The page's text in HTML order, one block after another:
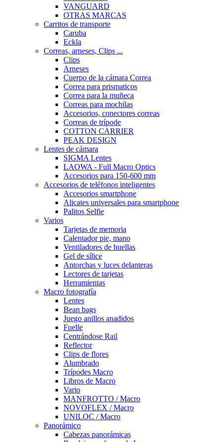
VANGUARD
OTRAS MARCAS
Carritos de transporte
Caruba
Eckla
Correas, arneses, Clips ...
Clips
Arneses
Cuerpo de la cámara Correa
Correa para prismaticos
Correa para la muñeca
Correas para mochilas
Accesorios, conectores correas
Correas de trípode
COTTON CARRIER
PEAK DESIGN
Lentes de cámara
SIGMA Lentes
LAOWA - Full Macro Optics
Accesorios para 150-600 mm
Accesorios de teléfonos inteligentes
Accesorios smartphone
Alicates universales para smartphone
Palitos Selfie
Varios
Tarjetas de memoria
Calentador pie, mano
Ventiladores de huellas
Gel de sílice
Antorchas y luces delanteras
Lectores de tarjetas
Herramientas
Macro fotografía
Lentes
Bean bags
Juego anillos anadidos
Fuelle
Centrándose Rail
Reflector
Clips de flores
Alumbrado
Trípodes Macro
Libros de Macro
Vario
MANFROTTO / Macro
NOVOFLEX / Macro
UNILOC / Macro
Panorámico
Cabezas panorámicas